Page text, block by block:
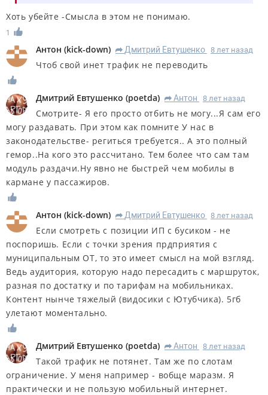
Хоть убейте -Смысла в этом не понимаю.
1
Антон (kick-down) R Дмитрий Евтушенко 8 лет назад
Чтоб свой инет трафик не переводить
Дмитрий Евтушенко (poetda) R Антон 8 лет назад
Смотрите- Я его просто отбить не могу...Я сам его
могу раздавать. При этом как помните У нас в
законодательстве- региться требуется.. А это полный
гемор..На кого это рассчитано. Тем более что сам там
модуль раздачи.Ну явно не быстрей чем мобилы в
кармане у пассажиров.
Антон (kick-down) R Дмитрий Евтушенко 8 лет назад
Если смотреть с позиции ИП с бусиком - не
поспоришь. Если с точки зрения прдприятия с
муниципальным ОТ, то это имеет смысл на мой взгляд.
Ведь аудитория, которую надо пересадить с маршруток,
разная по достатку и по тарифам на мобильниках.
Контент нынче тяжелый (видосики с Ютубчика). 5гб
улетают моментально.
Дмитрий Евтушенко (poetda) R Антон 8 лет назад
Такой трафик не потянет. Там же по слотам
ограничение. У меня например - вобще маразм. Я
практически и не пользую мобильный интернет.